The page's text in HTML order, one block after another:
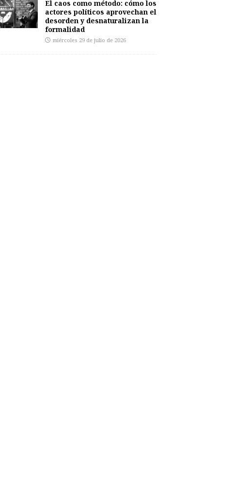
El caos como método: cómo los
actores políticos aprovechan el
desorden y desnaturalizan la
formalidad
miércoles 29 de julio de 2026